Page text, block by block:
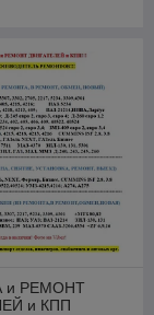
и РЕМОНТ
и КПП